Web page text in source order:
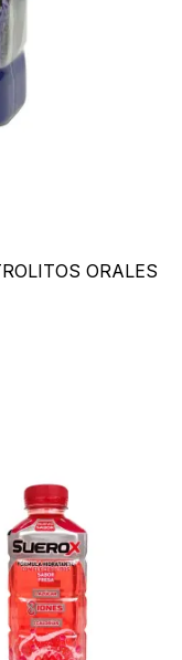
ORALES